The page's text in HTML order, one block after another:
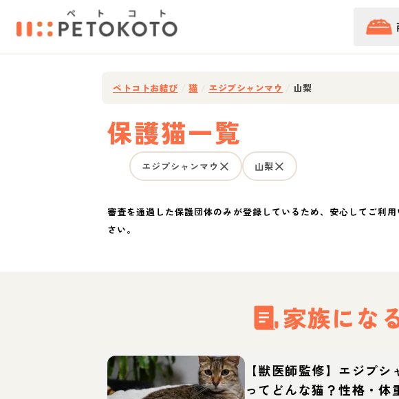
ペトコトお結び 猫 エジプシャンマウ 山梨
保護猫一覧
エジプシャンマウ 山梨
審査を通過した保護団体のみが登録しているため、安心してご利
さい。
家族にな
【獣医師監修】エジプシ
ってどんな猫？性格・体